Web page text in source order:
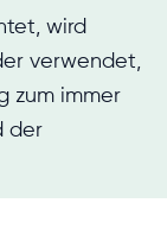
wird
verwendet,
zum immer
der